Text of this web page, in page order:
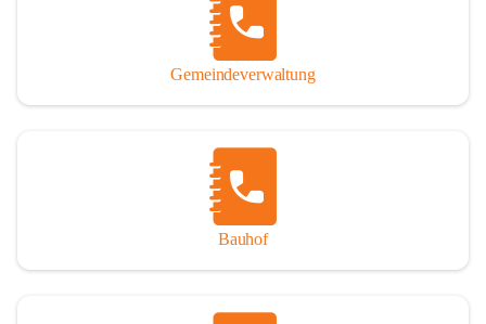
Gemeindeverwaltung
Bauhof